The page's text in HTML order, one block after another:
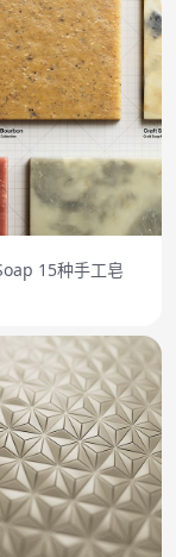
15种手工皂